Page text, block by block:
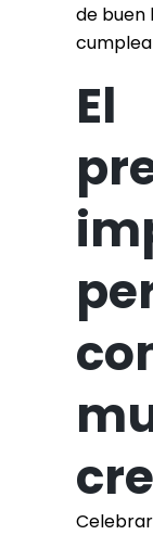
de buen
El